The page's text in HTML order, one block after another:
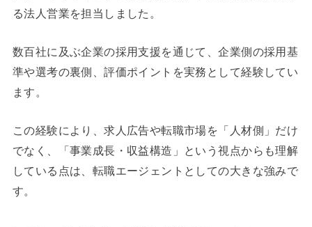
る法人営業を担当しました。
数百社に及ぶ企業の採用支援を通じて、企業側の採用基
準や選考の裏側、評価ポイントを実務として経験してい
ます。
この経験により、求人広告や転職市場を「人材側」だけ
でなく、「事業成長・収益構造」という視点からも理解
している点は、転職エージェントとしての大きな強みで
す。